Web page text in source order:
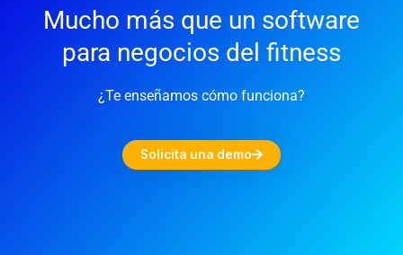
Mucho más que un software
para negocios del fitness
¿Te enseñamos cómo funciona?
Solicita una demo